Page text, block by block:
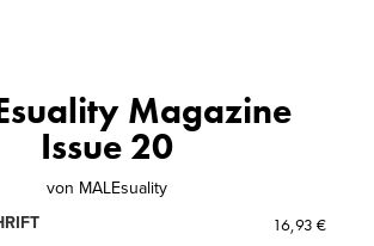
Magazine
Issue 20
von MALEsuality
16,93 €